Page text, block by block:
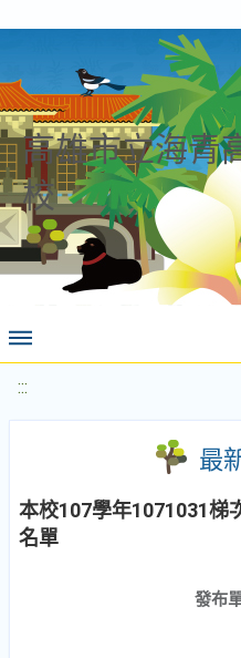
高雄市立海青
校
:::
最
本校107學年1071031梯
名單
發布